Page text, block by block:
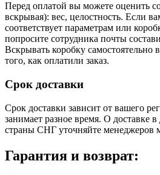
Перед оплатой вы можете оценить
вскрывая): вес, целостность. Если
соответствует параметрам или
попросите сотрудника почты
Вскрывать коробку самостоятельно
того, как оплатили заказ.
Срок доставки
Срок доставки зависит от вашего
занимает разное время. О доставке
страны СНГ уточняйте менеджеров
Гарантия и возврат: